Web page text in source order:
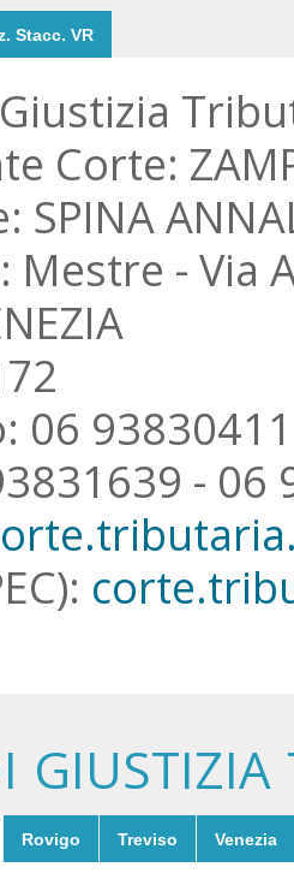
Stacc. VR
Corte:
SPINA
Mestre - Via
06 93830411
- 06
Rovigo Treviso Venezia